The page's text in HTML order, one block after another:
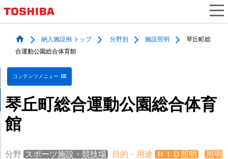
納入施設例 トップ 分野別 施設照明
琴丘町総
合運動公園総合体育館
コンテンツメニュー
琴丘町総合運動公園総合体育
館
分野 スポーツ施設・競技場 目的・用途 ＨＩＤ照明
照明